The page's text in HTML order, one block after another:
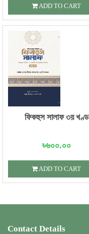
ADD TO CART
ফিকহুস সালাফ ৩য় খণ্ড
৳৬০০.০০
ADD TO CART
Contact Details